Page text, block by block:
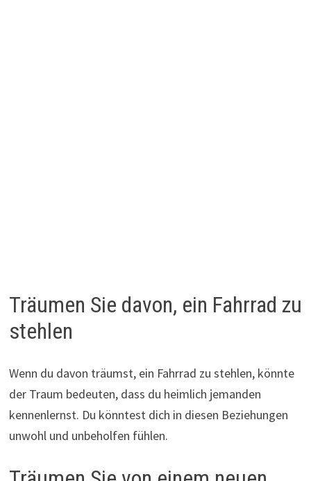
Träumen Sie davon, ein Fahrrad zu
stehlen
Wenn du davon träumst, ein Fahrrad zu stehlen, könnte
der Traum bedeuten, dass du heimlich jemanden
kennenlernst. Du könntest dich in diesen Beziehungen
unwohl und unbeholfen fühlen.